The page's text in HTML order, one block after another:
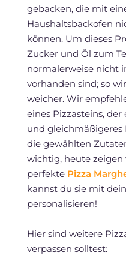
gebacken, die mit
Haushaltsbackofen
können. Um dieses
Zucker und Öl zum
normalerweise nicht
vorhanden sind; so
weicher. Wir
eines Pizzasteins,
und gleichmäßigeres
die gewählten
wichtig, heute zeigen
perfekte Pizza
kannst du sie mit
personalisieren!
Hier sind weitere
verpassen solltest: